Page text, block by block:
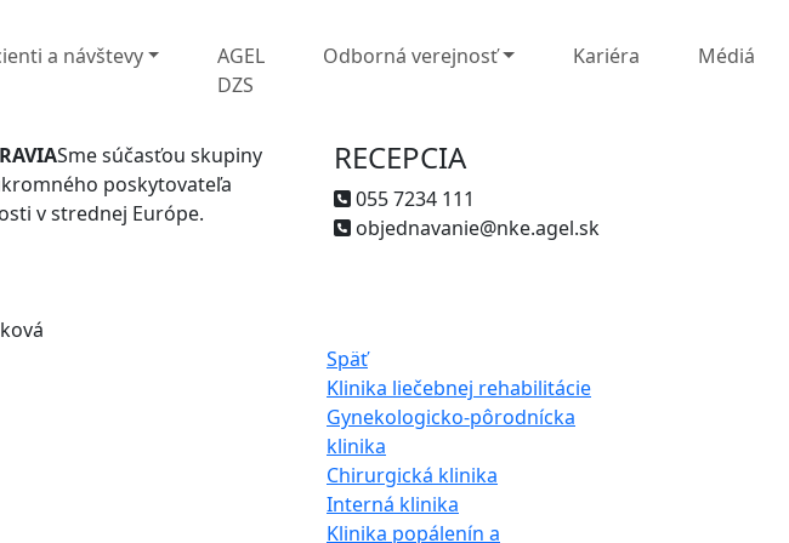
a návštevy
AGEL
DZS
Odborná verejnosť Kariéra Médiá
Sme súčasťou skupiny
poskytovateľa
v strednej Európe.
RECEPCIA
055 7234 111
objednavanie@nke.agel.sk
Späť
Klinika liečebnej rehabilitácie
Gynekologicko-pôrodnícka
klinika
Chirurgická klinika
Interná klinika
Klinika popálenín a